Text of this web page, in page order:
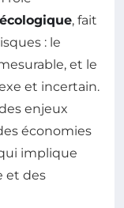
, fait
: le
et le
et incertain.
enjeux
économies
implique
et des